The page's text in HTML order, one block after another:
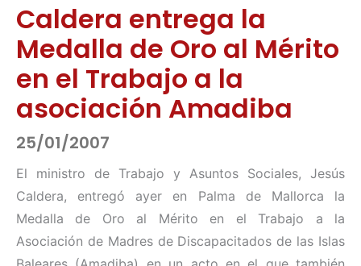
Caldera entrega la
Medalla de Oro al Mérito
en el Trabajo a la
asociación Amadiba
25/01/2007
El ministro de Trabajo y Asuntos Sociales, Jesús
Caldera, entregó ayer en Palma de Mallorca la
Medalla de Oro al Mérito en el Trabajo a la
Asociación de Madres de Discapacitados de las Islas